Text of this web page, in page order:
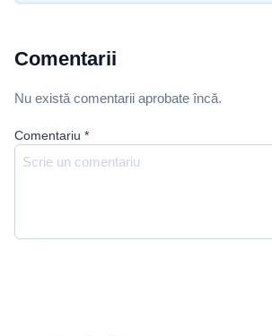
Comentarii
Nu există comentarii aprobate încă.
Comentariu *